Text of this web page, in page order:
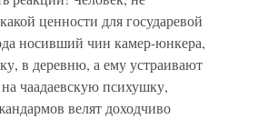
ценности для государевой
носивший чин камер-юнкера,
в деревню, а ему устраивают
чаадаевскую психушку,
велят доходчиво